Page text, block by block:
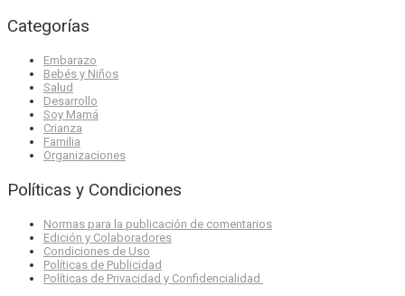
Categorías
Embarazo
Bebés y Niños
Salud
Desarrollo
Soy Mamá
Crianza
Familia
Organizaciones
Políticas y Condiciones
Normas para la publicación de comentarios
Edición y Colaboradores
Condiciones de Uso
Políticas de Publicidad
Políticas de Privacidad y Confidencialidad